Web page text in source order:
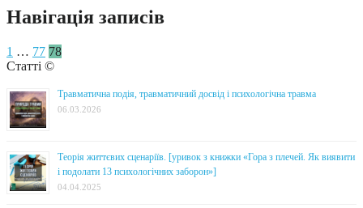
Навігація записів
1 … 77 78
Статті ©
Травматична подія, травматичний досвід і психологічна травма
06.03.2026
Теорія життєвих сценаріїв. [уривок з книжки «Гора з плечей. Як виявити
і подолати 13 психологічних заборон»]
04.04.2025